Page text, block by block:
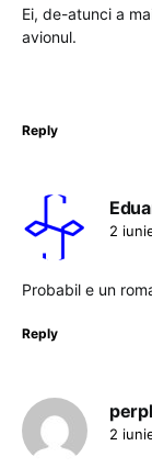
Ei, de-atunci a
avionul.
Reply
2
Probabil e un
Reply
2